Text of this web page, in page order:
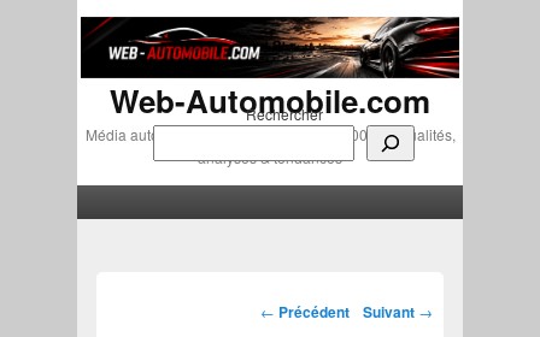
Rechercher
Web-Automobile.com
Média automobile indépendant depuis 2007 • Actualités,
analyses & tendances
Navigation des articles
← Précédent Suivant →